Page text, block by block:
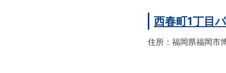
西春町1丁目
住所：福岡県福岡市